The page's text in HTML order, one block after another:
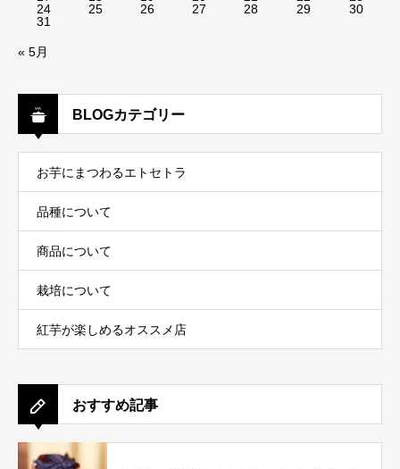
24
25 26 27 28 29
30
31
« 5月
BLOGカテゴリー
お芋にまつわるエトセトラ
品種について
商品について
栽培について
紅芋が楽しめるオススメ店
おすすめ記事